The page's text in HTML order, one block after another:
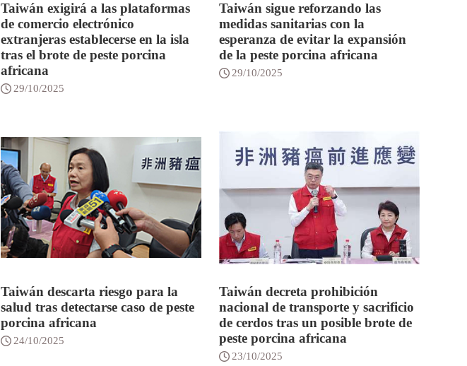
Taiwán exigirá a las plataformas
de comercio electrónico
extranjeras establecerse en la isla
tras el brote de peste porcina
africana
29/10/2025
Taiwán sigue reforzando las
medidas sanitarias con la
esperanza de evitar la expansión
de la peste porcina africana
29/10/2025
Taiwán descarta riesgo para la
salud tras detectarse caso de peste
porcina africana
24/10/2025
Taiwán decreta prohibición
nacional de transporte y sacrificio
de cerdos tras un posible brote de
peste porcina africana
23/10/2025